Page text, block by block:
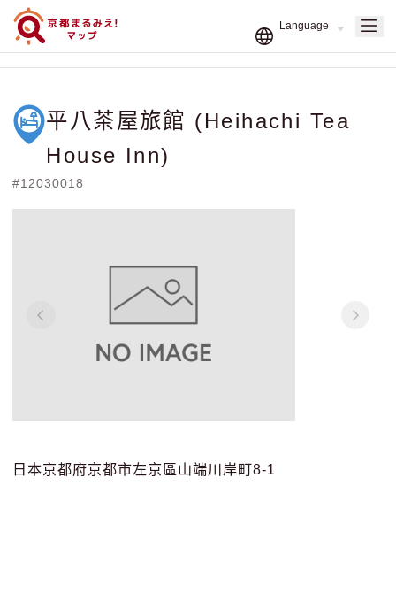
平八茶屋旅館 (Heihachi Tea
House Inn)
#12030018
日本京都府京都市左京區山端川岸町8-1